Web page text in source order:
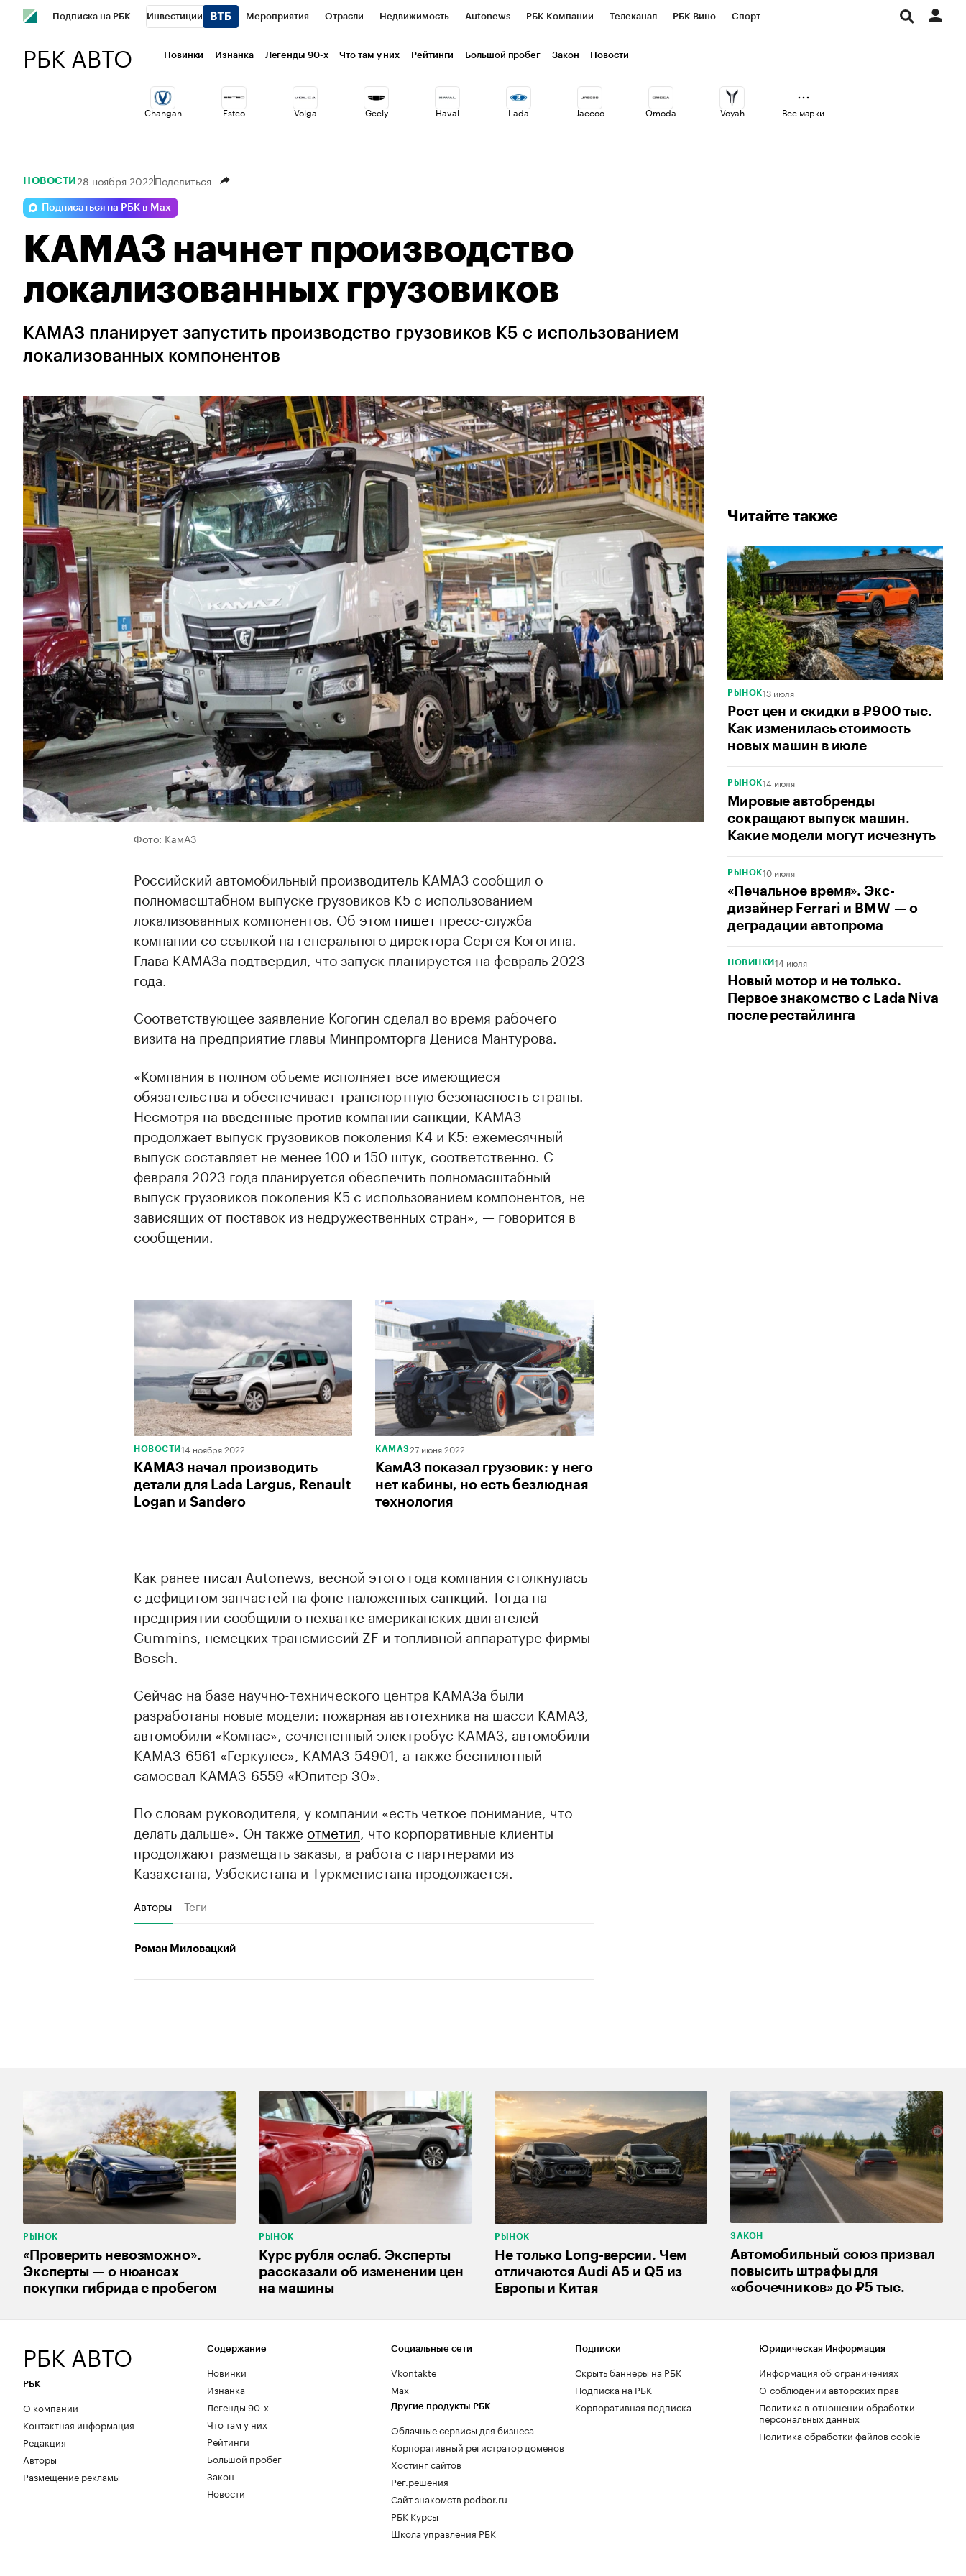
Подписка на РБК Инвестиции Мероприятия Отрасли Недвижимость Autonews РБК Компании Телеканал РБК Вино Спорт
Национальные проекты
РБК Бизнес-среда Дискуссионный клуб Исследования Кредитные рейтинги Франшизы Газета Спецпроекты СПб Конференции СПб
Проверка контрагентов Политика Экономика Бизнес Технологии и медиа Финансы Рынок наличной валюты
РБК АВТО Новинки Изнанка Легенды 90-х Что там у них Рейтинги Большой пробег Закон Новости
Changan Esteo Volga Geely Haval Lada Jaecoo Omoda Voyah Все марки
Читайте также
РЫНОК13 июля
Рост цен и скидки в ₽900 тыс.
Как изменилась стоимость
новых машин в июле
РЫНОК14 июля
Мировые автобренды
сокращают выпуск машин.
Какие модели могут исчезнуть
РЫНОК10 июля
«Печальное время». Экс-
дизайнер Ferrari и BMW — о
деградации автопрома
НОВИНКИ 14 июля
Новый мотор и не только.
Первое знакомство с Lada Niva
после рестайлинга
НОВОСТИ 28 ноября 2022Поделиться
Подписаться на РБК в Max
КАМАЗ начнет производство
локализованных грузовиков
КАМАЗ планирует запустить производство грузовиков К5 с использованием
локализованных компонентов
Фото: КамАЗ
Российский автомобильный производитель КАМАЗ сообщил о
полномасштабном выпуске грузовиков К5 с использованием
локализованных компонентов. Об этом пишет пресс-служба
компании со ссылкой на генерального директора Сергея Когогина.
Глава КАМАЗа подтвердил, что запуск планируется на февраль 2023
года.
Соответствующее заявление Когогин сделал во время рабочего
визита на предприятие главы Минпромторга Дениса Мантурова.
«Компания в полном объеме исполняет все имеющиеся
обязательства и обеспечивает транспортную безопасность страны.
Несмотря на введенные против компании санкции, КАМАЗ
продолжает выпуск грузовиков поколения К4 и К5: ежемесячный
выпуск составляет не менее 100 и 150 штук, соответственно. С
февраля 2023 года планируется обеспечить полномасштабный
выпуск грузовиков поколения К5 с использованием компонентов, не
зависящих от поставок из недружественных стран», — говорится в
сообщении.
НОВОСТИ 14 ноября 2022
КАМАЗ начал производить
детали для Lada Largus, Renault
Logan и Sandero
КАМАЗ27 июня 2022
КамАЗ показал грузовик: у него
нет кабины, но есть безлюдная
технология
Как ранее писал Autonews, весной этого года компания столкнулась
с дефицитом запчастей на фоне наложенных санкций. Тогда на
предприятии сообщили о нехватке американских двигателей
Cummins, немецких трансмиссий ZF и топливной аппаратуре фирмы
Bosch.
Сейчас на базе научно-технического центра КАМАЗа были
разработаны новые модели: пожарная автотехника на шасси КАМАЗ,
автомобили «Компас», сочлененный электробус КАМАЗ, автомобили
КАМАЗ-6561 «Геркулес», КАМАЗ-54901, а также беспилотный
самосвал КАМАЗ-6559 «Юпитер 30».
По словам руководителя, у компании «есть четкое понимание, что
делать дальше». Он также отметил , что корпоративные клиенты
продолжают размещать заказы, а работа с партнерами из
Казахстана, Узбекистана и Туркменистана продолжается.
Авторы Теги
Роман Миловацкий
РЫНОК
«Проверить невозможно».
Эксперты — о нюансах
покупки гибрида с пробегом
РЫНОК
Курс рубля ослаб. Эксперты
рассказали об изменении цен
на машины
РЫНОК
Не только Long-версии. Чем
отличаются Audi A5 и Q5 из
Европы и Китая
ЗАКОН
Автомобильный союз призвал
повысить штрафы для
«обочечников» до ₽5 тыс.
РБК АВТО
РБК
О компании
Контактная информация
Редакция
Авторы
Размещение рекламы
Содержание
Новинки
Изнанка
Легенды 90-х
Что там у них
Рейтинги
Большой пробег
Закон
Новости
Социальные сети
Vkontakte
Max
Другие продукты РБК
Облачные сервисы для бизнеса
Корпоративный регистратор доменов
Хостинг сайтов
Рег.решения
Сайт знакомств podbor.ru
РБК Курсы
Школа управления РБК
Подписки
Скрыть баннеры на РБК
Подписка на РБК
Корпоративная подписка
Юридическая Информация
Информация об ограничениях
О соблюдении авторских прав
Политика в отношении обработки
персональных данных
Политика обработки файлов cookie